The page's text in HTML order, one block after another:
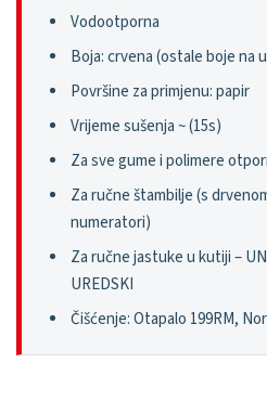
Vodootporna
Boja: crvena (ostale boje na
Površine za primjenu: papir
Vrijeme sušenja ~ (15s)
Za sve gume i polimere
Za ručne štambilje (s
numeratori)
Za ručne jastuke u kutiji –
UREDSKI
Čišćenje: Otapalo 199RM,